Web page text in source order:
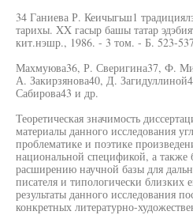
34 Ганиева Р. Кеичыгьш1
тарихы. XX гасыр башы татар
кит.нэшр., 1986. - 3 том. - Б. 523-
Махмуюва36, Р. Сверигина37, Ф.
А. Закирзянова40, Д.
Сабирова43 и др.
Теоретическая значимость
материалы данного исследования
проблематике и поэтике
национальной спецификой, а также
расширению научной базы для
писателя и типологически близких
результаты данного исследования
конкретных литературно-